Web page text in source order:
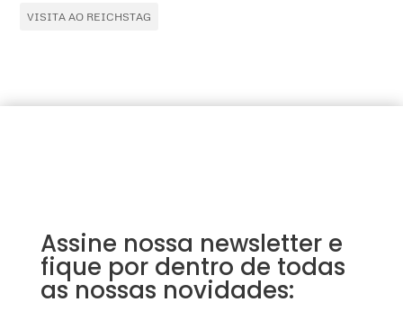
VISITA AO REICHSTAG
Assine nossa newsletter e
fique por dentro de todas
as nossas novidades: